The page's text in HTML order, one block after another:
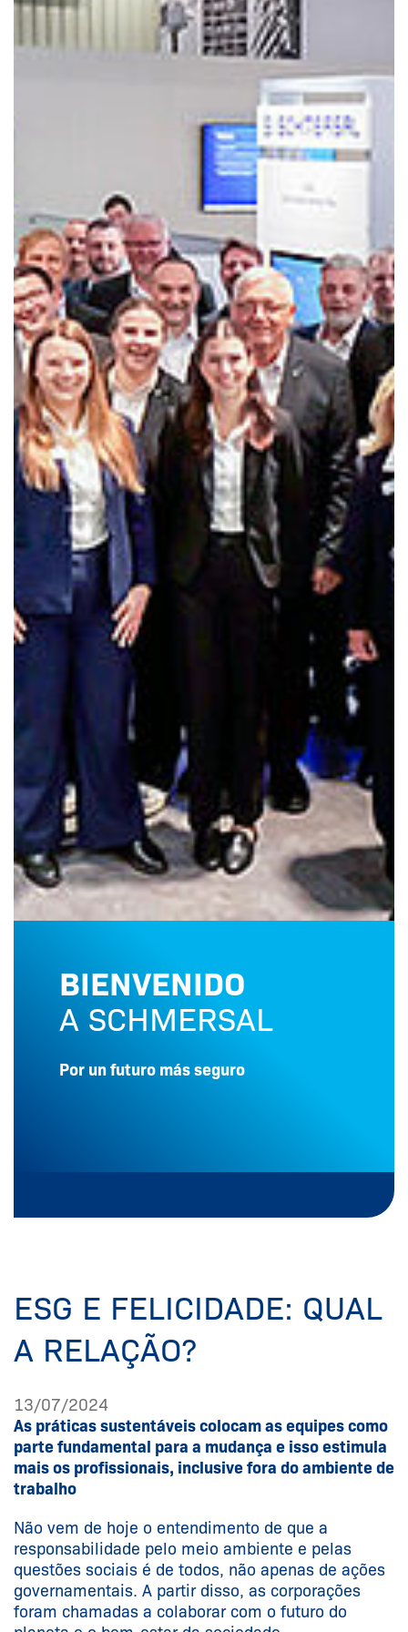
BIENVENIDO
A SCHMERSAL
Por un futuro más seguro
ESG E FELICIDADE: QUAL
A RELAÇÃO?
13/07/2024
As práticas sustentáveis colocam as equipes como
parte fundamental para a mudança e isso estimula
mais os profissionais, inclusive fora do ambiente de
trabalho
Não vem de hoje o entendimento de que a
responsabilidade pelo meio ambiente e pelas
questões sociais é de todos, não apenas de ações
governamentais. A partir disso, as corporações
foram chamadas a colaborar com o futuro do